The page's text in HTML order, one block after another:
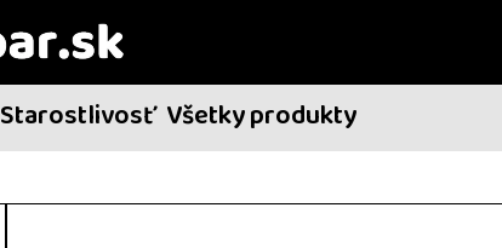
Starostlivosť Všetky produkty